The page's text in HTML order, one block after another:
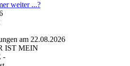
weiter ...?
am 22.08.2026